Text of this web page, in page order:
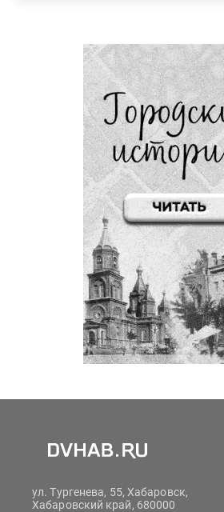
ул. Тургенева, 55, Хабаровск,
Хабаровский край, 680000